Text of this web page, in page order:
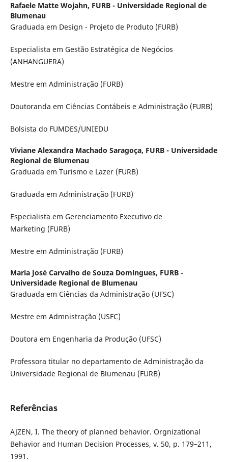
Rafaele Matte Wojahn, FURB - Universidade Regional de
Blumenau
Graduada em Design - Projeto de Produto (FURB)
Especialista em Gestão Estratégica de Negócios
(ANHANGUERA)
Mestre em Administração (FURB)
Doutoranda em Ciências Contábeis e Administração (FURB)
Bolsista do FUMDES/UNIEDU
Viviane Alexandra Machado Saragoça, FURB - Universidade
Regional de Blumenau
Graduada em Turismo e Lazer (FURB)
Graduada em Administração (FURB)
Especialista em Gerenciamento Executivo de
Marketing (FURB)
Mestre em Administração (FURB)
Maria José Carvalho de Souza Domingues, FURB -
Universidade Regional de Blumenau
Graduada em Ciências da Administração (UFSC)
Mestre em Admnistração (USFC)
Doutora em Engenharia da Produção (UFSC)
Professora titular no departamento de Administração da
Universidade Regional de Blumenau (FURB)
Referências
AJZEN, I. The theory of planned behavior. Orgnizational
Behavior and Human Decision Processes, v. 50, p. 179–211,
1991.